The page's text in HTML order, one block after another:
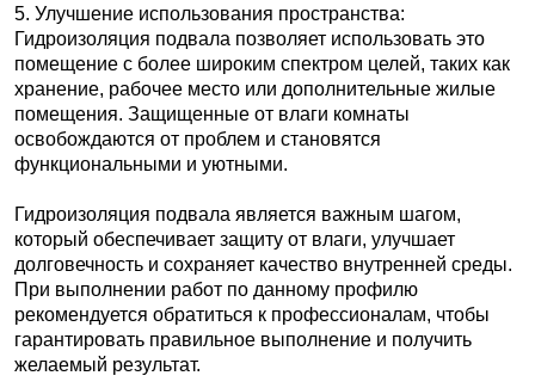
5. Улучшение использования пространства:
Гидроизоляция подвала позволяет использовать это
помещение с более широким спектром целей, таких как
хранение, рабочее место или дополнительные жилые
помещения. Защищенные от влаги комнаты
освобождаются от проблем и становятся
функциональными и уютными.
Гидроизоляция подвала является важным шагом,
который обеспечивает защиту от влаги, улучшает
долговечность и сохраняет качество внутренней среды.
При выполнении работ по данному профилю
рекомендуется обратиться к профессионалам, чтобы
гарантировать правильное выполнение и получить
желаемый результат.